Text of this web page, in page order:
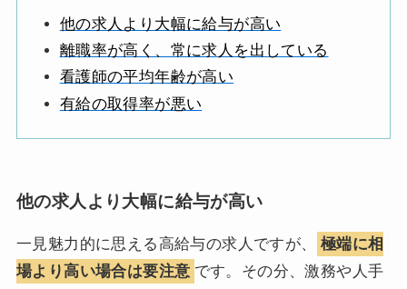
他の求人より大幅に給与が高い
離職率が高く、常に求人を出している
看護師の平均年齢が高い
有給の取得率が悪い
他の求人より大幅に給与が高い
一見魅力的に思える高給与の求人ですが、
極端に相
場より高い場合は要注意 です。その分、激務や人手